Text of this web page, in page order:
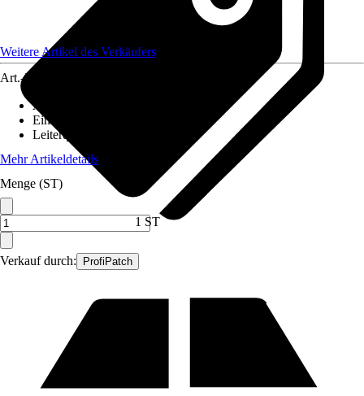
Verkauf durch: ProfiPatch
Weitere Artikel des Verkäufers
Art.-Nr.
Ausführung
Einheit
Leiterquerschnitt
Mehr Artikeldetails
Menge (ST)
1 ST